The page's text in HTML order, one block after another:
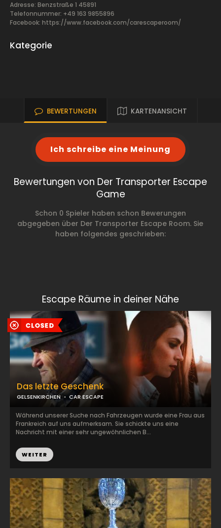
Adresse: Benzstraße 1 45891
Telefonnummer: +49 163 9855896
Facebook: https://www.facebook.com/carescaperoom/
Kategorie
BEWERTUNGEN KARTENANSICHT
Ich schreibe eine Meinung
Bewertungen von Der Transporter Escape
Game
Schon 0 Spieler haben schon Bewerungen
abgegeben über Der Transporter Escape Room. Sie
haben folgendes geschrieben:
Escape Räume in deiner Nähe
Das letzte Geschenk
GELSENKIRCHEN CAR ESCAPE
Während unserer Suche nach Fahrzeugen wurde eine Frau aus
Frankreich auf uns aufmerksam. Sie schickte uns eine
Nachricht mit einer sehr ungewöhnlichen B...
WEITER